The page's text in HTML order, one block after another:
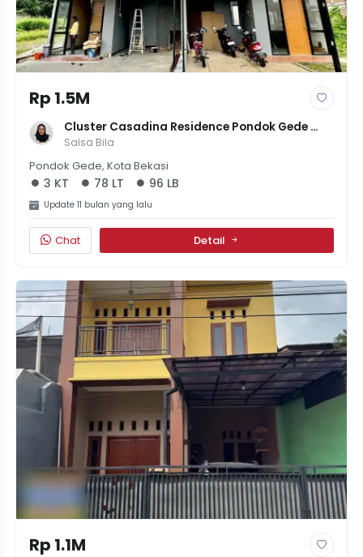
Rp 1.5M
Cluster Casadina Residence Pondok Gede
Cluster Baru Unit Ready
Salsa Bila
Pondok Gede, Kota Bekasi
3 KT 78 LT 96 LB
Update 11 bulan yang lalu
Chat Detail
Rp 1.1M